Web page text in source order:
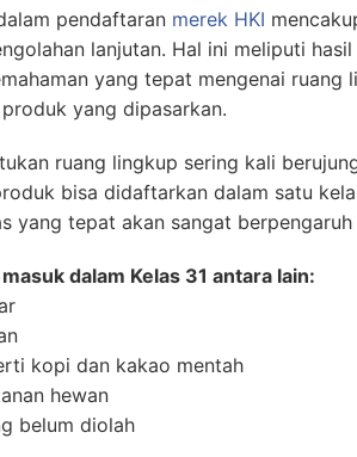
pendaftaran merek HKI
lanjutan. Hal ini meliputi
yang tepat mengenai
yang dipasarkan.
ruang lingkup sering kali
bisa didaftarkan dalam satu
yang tepat akan sangat
dalam Kelas 31 antara lain:
kopi dan kakao mentah
hewan
belum diolah